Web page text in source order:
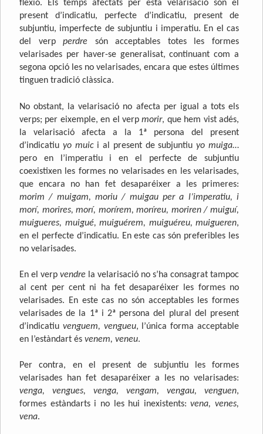
flexió. Els temps afectats per esta velarisació són el
present d’indicatiu, perfecte d’indicatiu, present de
subjuntiu, imperfecte de subjuntiu i imperatiu. En el cas
del verpperdre són acceptables totes les formes
velarisades per haver-se generalisat, continuant com a
segona opció les no velarisades, encara que estes últimes
tinguen tradició clàssica.
No obstant, la velarisació no afecta per igual a tots els
verps; per eixemple, en el verpmorir, que hem vist adés,
la velarisació afecta a la 1ª persona del present
d’indicatiu yo muici al present de subjuntiuyo muiga…
pero en l’imperatiu i en el perfecte de subjuntiu
coexistixen les formes no velarisades en les velarisades,
que encara no han fet desaparéixer a les primeres:
morim / muigam, moriu / muigau per a l’imperatiu, i
morí, morires, morí, morírem, moríreu, moriren / muiguí,
muigueres, muigué, muiguérem, muiguéreu, muigueren,
en el perfecte d’indicatiu. En este cas són preferibles les
no velarisades.
En el verp vendre la velarisació no s’ha consagrat tampoc
al cent per cent ni ha fet desaparéixer les formes no
velarisades. En este cas no són acceptables les formes
velarisades de la 1ª i 2ª persona del plural del present
d’indicatiu venguem, vengueu, l’única forma acceptable
en l’estàndart és venem, veneu.
Per contra, en el present de subjuntiu les formes
velarisades han fet desaparéixer a les no velarisades:
venga, vengues, venga, vengam, vengau, venguen,
formes estàndarts i no les hui inexistents:vena, venes,
vena.